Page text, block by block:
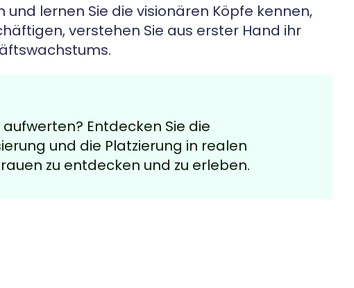
lernen Sie die visionären Köpfe kennen,
verstehen Sie aus erster Hand ihr
Entdecken Sie die
und die Platzierung in realen
zu entdecken und zu erleben.